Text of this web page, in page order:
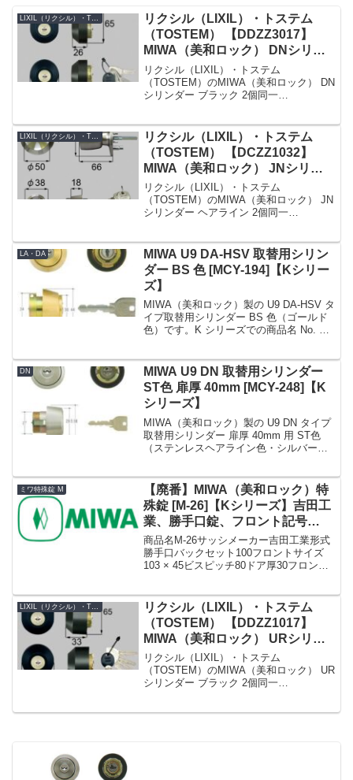
LIXIL（リクシル）・TOSTEM（トステム）
リクシル（LIXIL）・トステム
（TOSTEM） 【DDZZ3017】
MIWA（美和ロック） DNシリン
ダー 玄関ドア用 ブラック 2個同
一
リクシル（LIXIL）・トステム
（TOSTEM）のMIWA（美和ロック） DN
シリンダー ブラック 2個同一
色ブラックセット内容本体×2、キー×5K
シリーズ...
リクシル（LIXIL）・トステム
（TOSTEM） 【DCZZ1032】
MIWA（美和ロック） JNシリン
ダー 勝手口ドア用 ヘアライン 2
個同一
リクシル（LIXIL）・トステム
（TOSTEM）のMIWA（美和ロック） JN
シリンダー ヘアライン 2個同一
色ヘアラインセット内容本体×2、キー
×5、取付...
LA・DA
MIWA U9 DA-HSV 取替用シリン
ダー BS 色 [MCY-194]【Kシリー
ズ】
MIWA（美和ロック）製の U9 DA-HSV タ
イプ取替用シリンダー BS 色（ゴールド
色）です。K シリーズでの商品名 No. は
DN
MIWA U9 DN 取替用シリンダー
ST色 扉厚 40mm [MCY-248]【K
シリーズ】
MIWA（美和ロック）製の U9 DN タイプ
取替用シリンダー 扉厚 40mm 用 ST色
（ステンレスヘアライン色・シルバー
Thickness)...
ミワ特殊錠 M
【廃番】MIWA（美和ロック）特
殊錠 [M-26]【Kシリーズ】吉田工
業、勝手口錠、フロント記号
HBZ-L2
商品名M-26サッシメーカー吉田工業形式
勝手口バックセット100フロントサイズ
103 × 45ビスピッチ80ドア厚30フロント
MIWA（美和ロック）特殊...
LIXIL（リクシル）・TOSTEM（トステム）
リクシル（LIXIL）・トステム
（TOSTEM） 【DDZZ1017】
MIWA（美和ロック） URシリン
ダー 玄関ドア用 ブラック 2個同
一
リクシル（LIXIL）・トステム
（TOSTEM）のMIWA（美和ロック） UR
シリンダー ブラック 2個同一